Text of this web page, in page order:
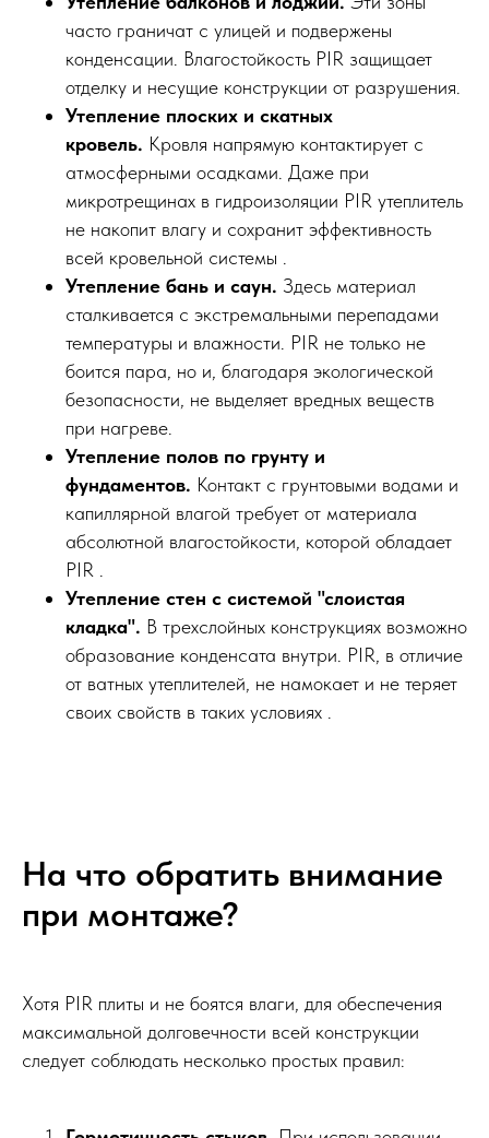
часто граничат с улицей и подвержены
конденсации. Влагостойкость PIR защищает
отделку и несущие конструкции от разрушения.
Утепление плоских и скатных
кровель. Кровля напрямую контактирует с
атмосферными осадками. Даже при
микротрещинах в гидроизоляции PIR утеплитель
не накопит влагу и сохранит эффективность
всей кровельной системы .
Утепление бань и саун. Здесь материал
сталкивается с экстремальными перепадами
температуры и влажности. PIR не только не
боится пара, но и, благодаря экологической
безопасности, не выделяет вредных веществ
при нагреве.
Утепление полов по грунту и
фундаментов. Контакт с грунтовыми водами и
капиллярной влагой требует от материала
абсолютной влагостойкости, которой обладает
PIR .
Утепление стен с системой "слоистая
кладка". В трехслойных конструкциях возможно
образование конденсата внутри. PIR, в отличие
от ватных утеплителей, не намокает и не теряет
своих свойств в таких условиях .
На что обратить внимание
при монтаже?
Хотя PIR плиты и не боятся влаги, для обеспечения
максимальной долговечности всей конструкции
следует соблюдать несколько простых правил: